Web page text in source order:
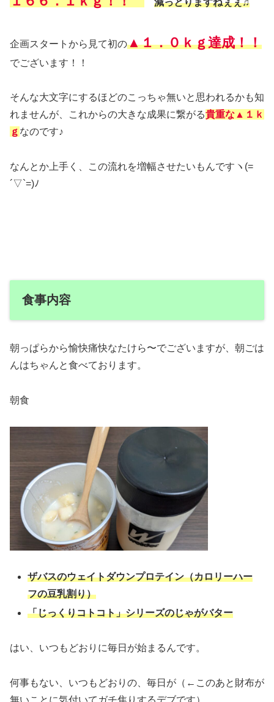
企画スタートから見て初の▲１．０ｋｇ達成！！
でございます！！
そんな大文字にするほどのこっちゃ無いと思われるかも知
れませんが、これからの大きな成果に繋がる貴重な▲１ｋ
ｇ なのです♪
なんとか上手く、この流れを増幅させたいもんですヽ(=
´▽`=)ﾉ
食事内容
朝っぱらから愉快痛快なたけら〜でございますが、朝ごは
んはちゃんと食べております。
朝食
ザバスのウェイトダウンプロテイン（カロリーハー
フの豆乳割り）
「じっくりコトコト」シリーズのじゃがバター
はい、いつもどおりに毎日が始まるんです。
何事もない、いつもどおりの、毎日が（←このあと財布が
無いことに気付いてガチ焦りするデブです）